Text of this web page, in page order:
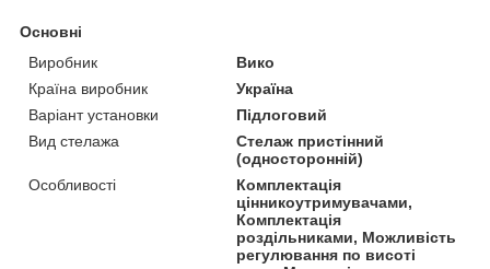
Основні
Виробник
Вико
Країна виробник
Україна
Варіант установки
Підлоговий
Вид стелажа
Стелаж пристінний
(односторонній)
Особливості
Комплектація
цінникоутримувачами,
Комплектація
роздільниками, Можливість
регулювання по висоті